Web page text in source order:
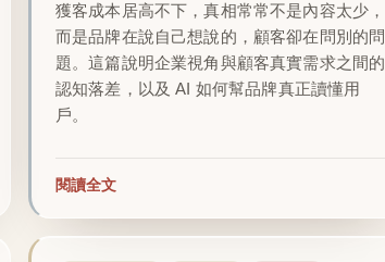
獲客成本居高不下，真相常常不是內容太少，
而是品牌在說自己想說的，顧客卻在問別的問
題。這篇說明企業視角與顧客真實需求之間的
認知落差，以及 AI 如何幫品牌真正讀懂用
戶。
閱讀全文